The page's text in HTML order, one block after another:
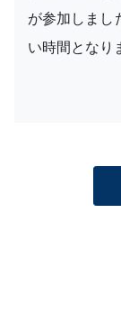
が参加しまし
い時間となり